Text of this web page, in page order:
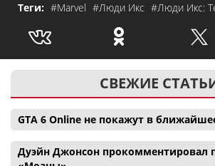
Теги: #Marvel #Люди Икс #Люди Икс:
СВЕЖИЕ
GTA 6 Online не покажут в
Дуэйн Джонсон прокомментировал